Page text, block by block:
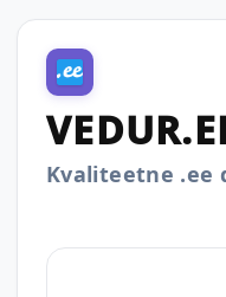
Kvaliteetne .ee